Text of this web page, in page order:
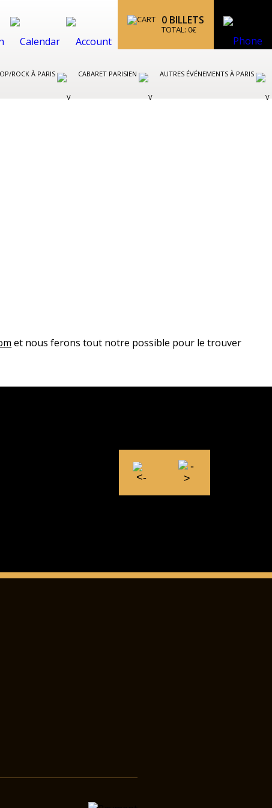
0 BILLETS
TOTAL: 0€
ROCK À PARIS CABARET PARISIEN AUTRES ÉVÉNEMENTS À PARIS
et nous ferons tout notre possible pour le trouver